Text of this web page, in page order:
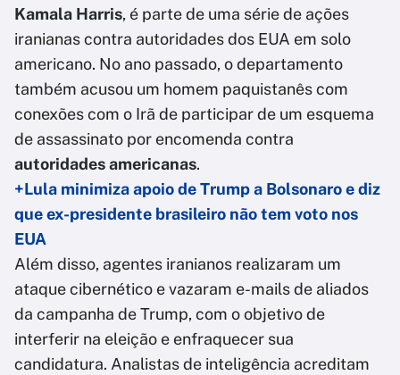
Kamala Harris, é parte de uma série de ações
iranianas contra autoridades dos EUA em solo
americano. No ano passado, o departamento
também acusou um homem paquistanês com
conexões com o Irã de participar de um esquema
de assassinato por encomenda contra
autoridades americanas.
+Lula minimiza apoio de Trump a Bolsonaro e diz
que ex-presidente brasileiro não tem voto nos
EUA
Além disso, agentes iranianos realizaram um
ataque cibernético e vazaram e-mails de aliados
da campanha de Trump, com o objetivo de
interferir na eleição e enfraquecer sua
candidatura. Analistas de inteligência acreditam